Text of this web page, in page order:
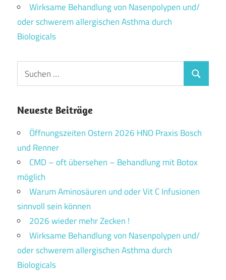
Wirksame Behandlung von Nasenpolypen und/
oder schwerem allergischen Asthma durch
Biologicals
Suchen
nach:
Suchen
Neueste Beiträge
Öffnungszeiten Ostern 2026 HNO Praxis Bosch
und Renner
CMD – oft übersehen – Behandlung mit Botox
möglich
Warum Aminosäuren und oder Vit C Infusionen
sinnvoll sein können
2026 wieder mehr Zecken !
Wirksame Behandlung von Nasenpolypen und/
oder schwerem allergischen Asthma durch
Biologicals